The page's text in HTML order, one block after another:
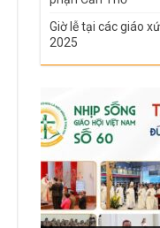
Giờ lễ tại các giáo
2025